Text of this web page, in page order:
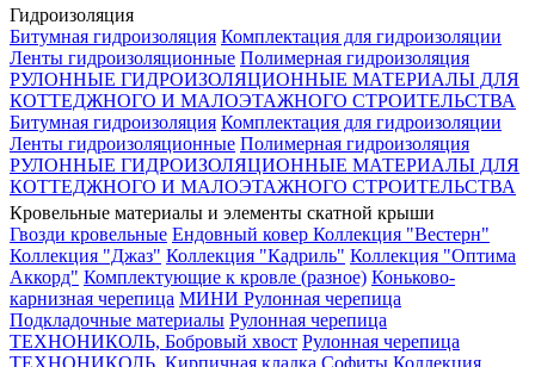
Гидроизоляция
Битумная гидроизоляция Комплектация для гидроизоляции
Ленты гидроизоляционные Полимерная гидроизоляция
РУЛОННЫЕ ГИДРОИЗОЛЯЦИОННЫЕ МАТЕРИАЛЫ ДЛЯ
КОТТЕДЖНОГО И МАЛОЭТАЖНОГО СТРОИТЕЛЬСТВА
Битумная гидроизоляция Комплектация для гидроизоляции
Ленты гидроизоляционные Полимерная гидроизоляция
РУЛОННЫЕ ГИДРОИЗОЛЯЦИОННЫЕ МАТЕРИАЛЫ ДЛЯ
КОТТЕДЖНОГО И МАЛОЭТАЖНОГО СТРОИТЕЛЬСТВА
Кровельные материалы и элементы скатной крыши
Гвозди кровельные Ендовный ковер Коллекция "Вестерн"
Коллекция "Джаз" Коллекция "Кадриль" Коллекция "Оптима
Аккорд" Комплектующие к кровле (разное) Коньково-
карнизная черепица МИНИ Рулонная черепица
Подкладочные материалы Рулонная черепица
ТЕХНОНИКОЛЬ, Бобровый хвост Рулонная черепица
ТЕХНОНИКОЛЬ, Кирпичная кладка Софиты Коллекция